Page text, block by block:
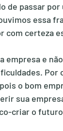
de passar
essa
com certeza
empresa e
o bom
sua
criar o